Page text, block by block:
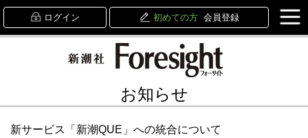
ログイン 初めての方 会員登録
お知らせ
新サービス「新潮QUE」への統合について